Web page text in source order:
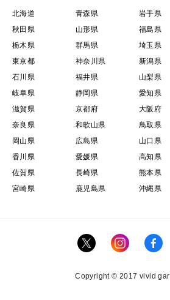
北海道 青森県 岩手県
秋田県
山形県 福島県
栃木県
群馬県 埼玉県
東京都
神奈川県 新潟県
石川県
福井県 山梨県
岐阜県
静岡県 愛知県
滋賀県
京都府 大阪府
奈良県
和歌山県 鳥取県
岡山県
広島県 山口県
香川県
愛媛県 高知県
佐賀県
長崎県 熊本県
宮崎県
鹿児島県 沖縄県
Copyright © 2017 vivid